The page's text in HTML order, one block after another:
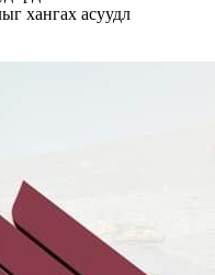
хангах асуудл